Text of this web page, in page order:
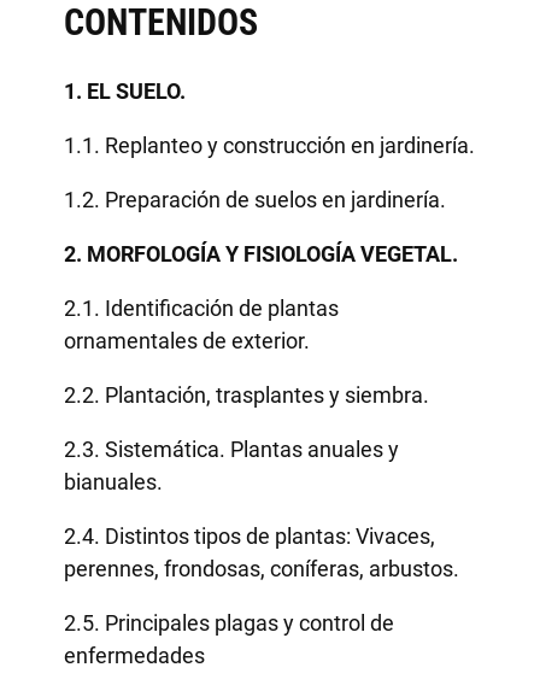
CONTENIDOS
1. EL SUELO.
1.1. Replanteo y construcción en jardinería.
1.2. Preparación de suelos en jardinería.
2. MORFOLOGÍA Y FISIOLOGÍA VEGETAL.
2.1. Identificación de plantas
ornamentales de exterior.
2.2. Plantación, trasplantes y siembra.
2.3. Sistemática. Plantas anuales y
bianuales.
2.4. Distintos tipos de plantas: Vivaces,
perennes, frondosas, coníferas, arbustos.
2.5. Principales plagas y control de
enfermedades